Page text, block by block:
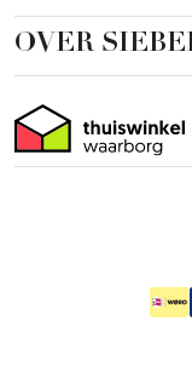
OVER